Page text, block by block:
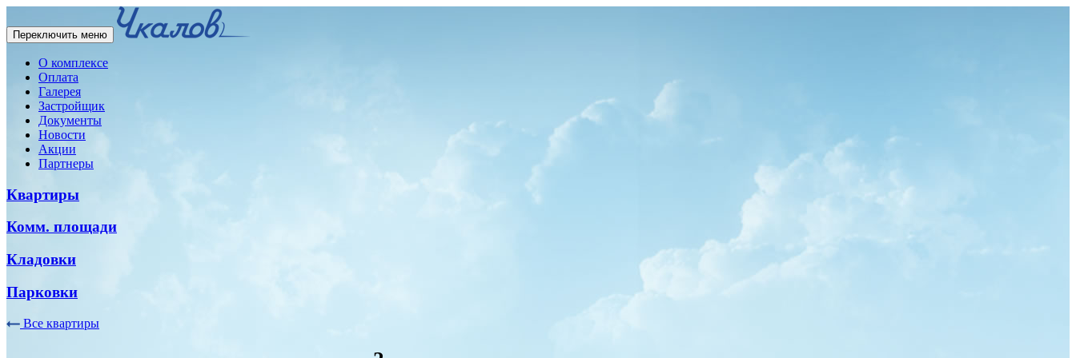
Переключить меню
О комплексе
Оплата
Галерея
Застройщик
Документы
Новости
Акции
Партнеры
Квартиры
Комм. площади
Кладовки
Парковки
Все квартиры